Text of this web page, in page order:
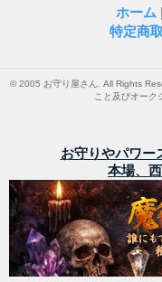
ホーム |
特定商
© 2005 お守り屋さん. All Rights
こと及びオーク
お守りやパワー
本場、